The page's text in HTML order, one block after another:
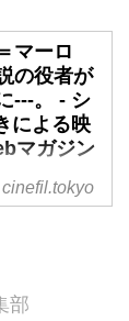
マーロ
の役者が
---。 - シ
による映
マガジン
、マーロ
ブランドさ
cinefil.tokyo
部